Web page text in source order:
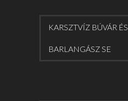
KARSZTVÍZ BÚVÁR ÉS
BARLANGÁSZ SE